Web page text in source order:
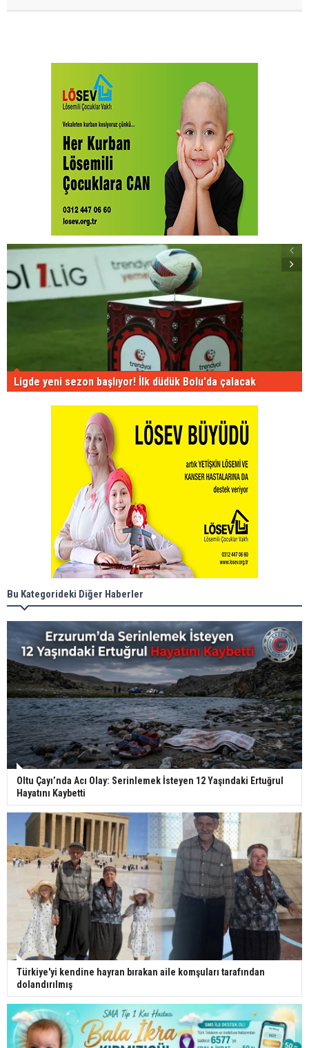
Ligde yeni sezon başlıyor! İlk düdük Bolu'da çalacak
Bu Kategorideki Diğer Haberler
Oltu Çayı’nda Acı Olay: Serinlemek İsteyen 12 Yaşındaki Ertuğrul
Hayatını Kaybetti
Türkiye'yi kendine hayran bırakan aile komşuları tarafından
dolandırılmış